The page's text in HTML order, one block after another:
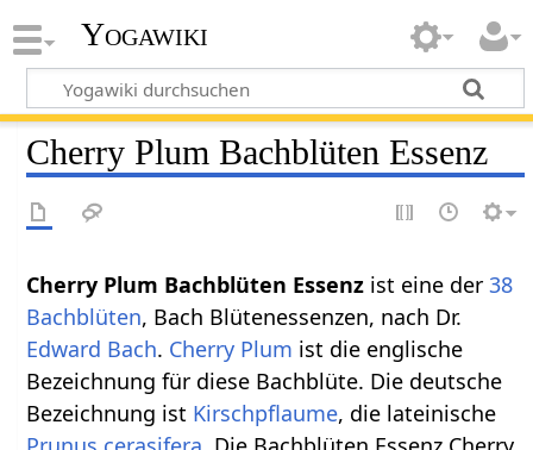
Yogawiki
Cherry Plum Bachblüten Essenz
Cherry Plum Bachblüten Essenz ist eine der38
Bachblüten, Bach Blütenessenzen, nach Dr.
Edward Bach. Cherry Plum ist die englische
Bezeichnung für diese Bachblüte. Die deutsche
Bezeichnung ist Kirschpflaume, die lateinische